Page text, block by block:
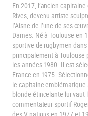
En 2017, l’ancien
Rives, devenu artiste
l’Aisne de l’une de ses
Dames. Né à Toulouse en
sportive de rugbymen
principalement à Toulouse
les années 1980. Il est
France en 1975.
le capitaine emblématique
blonde étincelante lui vaut
commentateur sportif
des V nations en 1977 et